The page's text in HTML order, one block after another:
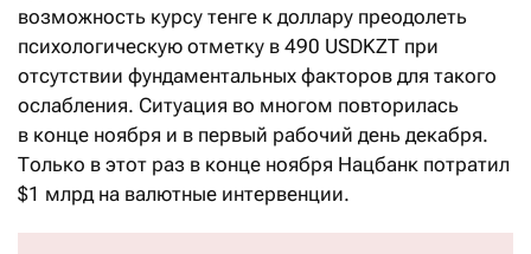
возможность курсу тенге к доллару преодолеть
психологическую отметку в 490 USDKZT при
отсутствии фундаментальных факторов для такого
ослабления. Ситуация во многом повторилась
в конце ноября и в первый рабочий день декабря.
Только в этот раз в конце ноября Нацбанк потратил
$1 млрд на валютные интервенции.